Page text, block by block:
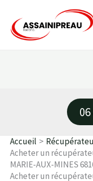
contenu
Accueil
Acheter un
MARIE-AUX-MINES
Acheter un